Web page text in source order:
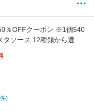
％OFFクーポン ※1個540
タソース 12種類から選べ
ト (10個 麺なし)
送料無料 冷凍 グルメ 食
プレゼント スパゲッティ
)